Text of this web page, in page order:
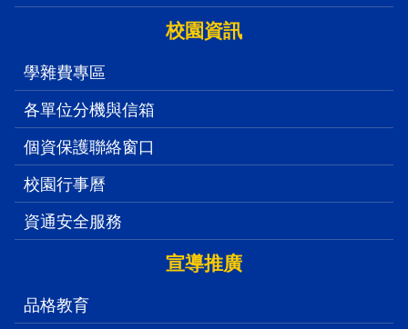
校園資訊
學雜費專區
各單位分機與信箱
個資保護聯絡窗口
校園行事曆
資通安全服務
宣導推廣
品格教育